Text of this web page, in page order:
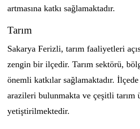
artmasına katkı sağlamaktadır.
Tarım
Sakarya Ferizli, tarım faaliyetleri
zengin bir ilçedir. Tarım sektörü,
önemli katkılar sağlamaktadır.
arazileri bulunmakta ve çeşitli tarım
yetiştirilmektedir.